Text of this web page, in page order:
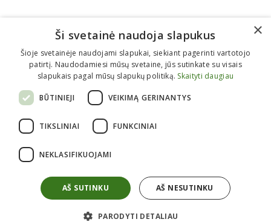
Informacija perkantiems
Apmokėjimas
Grąžinimas
Garantijos
Taisyklės
Privatumo politika
Apie mus
×
Ši svetainė naudoja slapukus
Šioje svetainėje naudojami slapukai, siekiant pagerinti vartotojo
patirtį. Naudodamiesi mūsų svetaine, jūs sutinkate su visais
slapukais pagal mūsų slapukų politiką. Skaityti daugiau
BŪTINIEJI VEIKIMĄ GERINANTYS
TIKSLINIAI FUNKCINIAI
NEKLASIFIKUOJAMI
AŠ SUTINKU AŠ NESUTINKU
PARODYTI DETALIAU